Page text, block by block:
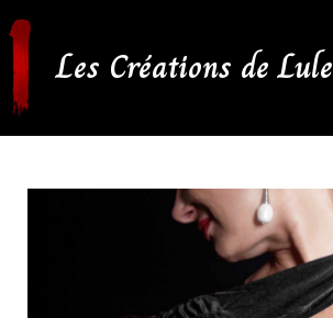
Aller
au
contenuLes Créations de Lule